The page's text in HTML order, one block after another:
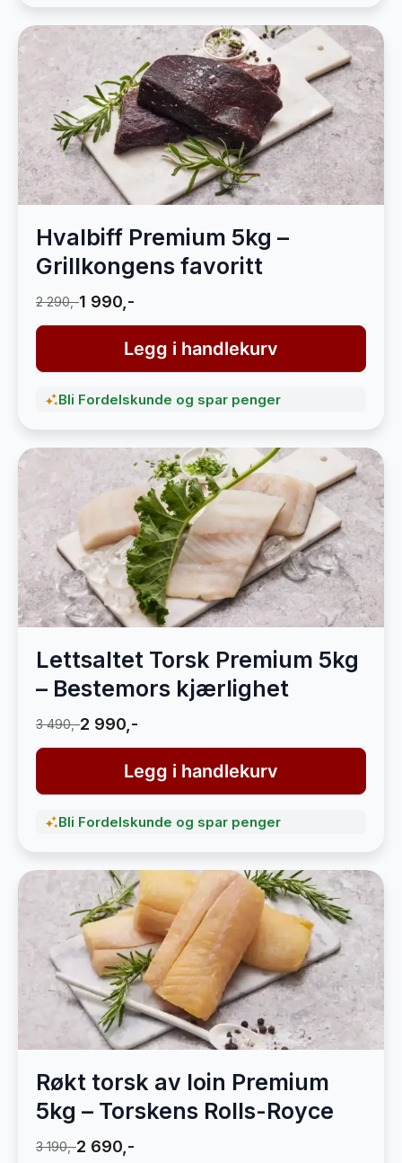
Hvalbiff Premium 5kg –
Grillkongens favoritt
2 290,-1 990,-
Legg i handlekurv
Bli Fordelskunde og spar penger
Lettsaltet Torsk Premium 5kg
– Bestemors kjærlighet
3 490,-2 990,-
Legg i handlekurv
Bli Fordelskunde og spar penger
Røkt torsk av loin Premium
5kg – Torskens Rolls-Royce
3 190,-2 690,-